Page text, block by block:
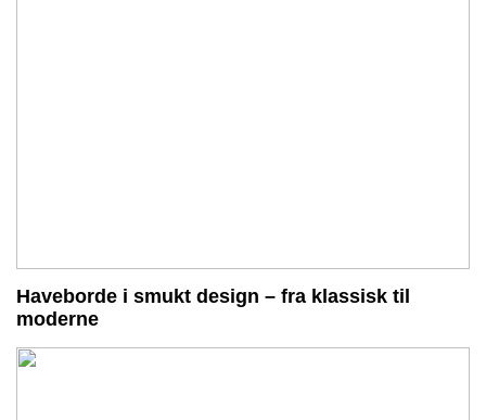
Haveborde i smukt design – fra klassisk til
moderne